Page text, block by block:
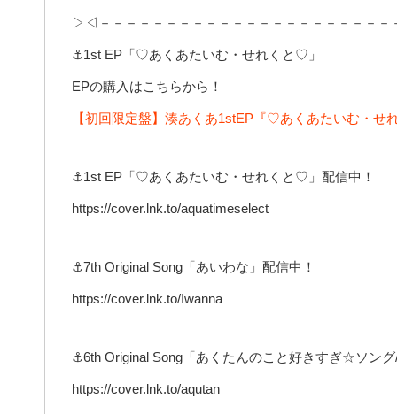
▷◁－－－－－－－－－－－－－－－－－－－－－
⚓1st EP「♡あくあたいむ・せれくと♡」
EPの購入はこちらから！
【初回限定盤】湊あくあ1stEP『♡あくあたいむ・せ
⚓1st EP「♡あくあたいむ・せれくと♡」配信中！
https://cover.lnk.to/aquatimeselect
⚓7th Original Song「あいわな」配信中！
https://cover.lnk.to/Iwanna
⚓6th Original Song「あくたんのこと好きすぎ☆ソン
https://cover.lnk.to/aqutan